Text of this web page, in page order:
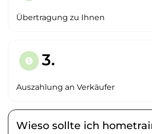
Übertragung zu Ihnen
paid 3.
Auszahlung an Verkäufer
Wieso sollte ich